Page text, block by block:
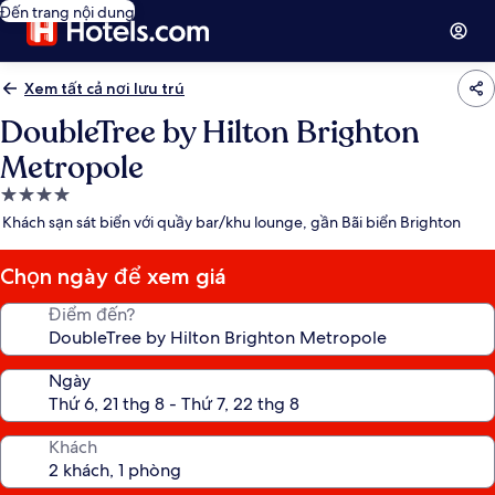
Đến trang nội dung
Xem tất cả nơi lưu trú
DoubleTree by Hilton Brighton
Metropole
Nơi
lưu
4.0
sao
Khách sạn sát biển với quầy bar/khu lounge, gần Bãi biển Brighton
Chọn ngày để xem giá
Điểm đến?
Ngày
Khách